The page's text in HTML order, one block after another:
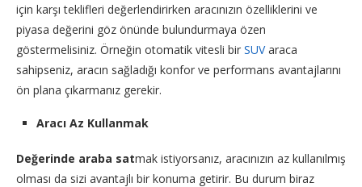
için karşı teklifleri değerlendirirken aracınızın özelliklerini ve
piyasa değerini göz önünde bulundurmaya özen
göstermelisiniz. Örneğin otomatik vitesli bir SUVaraca
sahipseniz, aracın sağladığı konfor ve performans avantajlarını
ön plana çıkarmanız gerekir.
Aracı Az Kullanmak
Değerinde araba satmak istiyorsanız, aracınızın az kullanılmış
olması da sizi avantajlı bir konuma getirir. Bu durum biraz